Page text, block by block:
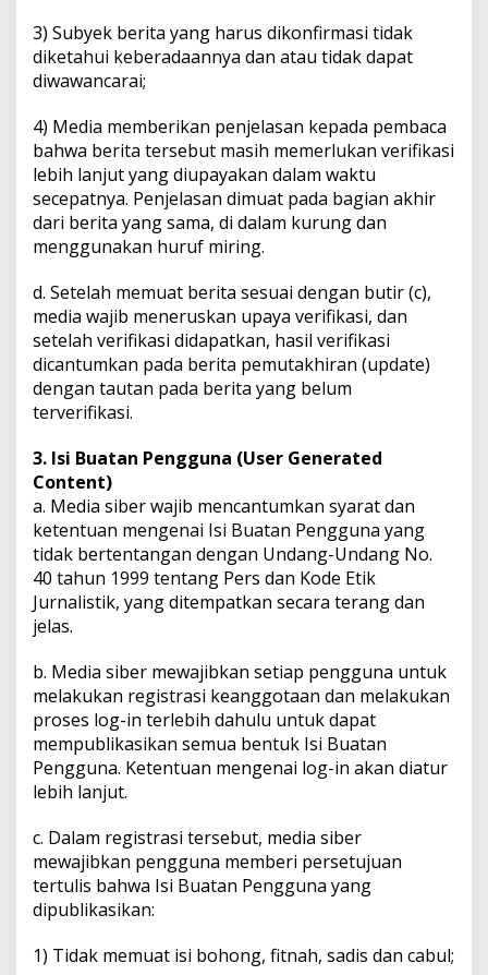
3) Subyek berita yang harus dikonfirmasi tidak
diketahui keberadaannya dan atau tidak dapat
diwawancarai;
4) Media memberikan penjelasan kepada pembaca
bahwa berita tersebut masih memerlukan verifikasi
lebih lanjut yang diupayakan dalam waktu
secepatnya. Penjelasan dimuat pada bagian akhir
dari berita yang sama, di dalam kurung dan
menggunakan huruf miring.
d. Setelah memuat berita sesuai dengan butir (c),
media wajib meneruskan upaya verifikasi, dan
setelah verifikasi didapatkan, hasil verifikasi
dicantumkan pada berita pemutakhiran (update)
dengan tautan pada berita yang belum
terverifikasi.
3. Isi Buatan Pengguna (User Generated
Content)
a. Media siber wajib mencantumkan syarat dan
ketentuan mengenai Isi Buatan Pengguna yang
tidak bertentangan dengan Undang-Undang No.
40 tahun 1999 tentang Pers dan Kode Etik
Jurnalistik, yang ditempatkan secara terang dan
jelas.
b. Media siber mewajibkan setiap pengguna untuk
melakukan registrasi keanggotaan dan melakukan
proses log-in terlebih dahulu untuk dapat
mempublikasikan semua bentuk Isi Buatan
Pengguna. Ketentuan mengenai log-in akan diatur
lebih lanjut.
c. Dalam registrasi tersebut, media siber
mewajibkan pengguna memberi persetujuan
tertulis bahwa Isi Buatan Pengguna yang
dipublikasikan:
1) Tidak memuat isi bohong, fitnah, sadis dan cabul;